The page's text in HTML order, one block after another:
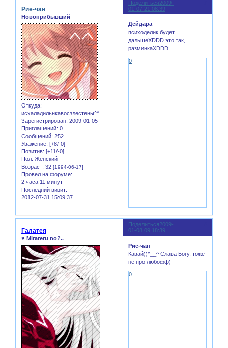
Поделиться2009-
01-07 21:08:39
Рие-чан
Новоприбывший
Откуда:
исхаладильнкавосзлестены^^
Зарегистрирован: 2009-01-05
Приглашений: 0
Сообщений: 252
Уважение: [+8/-0]
Позитив: [+11/-0]
Пол: Женский
Возраст: 32 [1994-06-17]
Провел на форуме:
2 часа 11 минут
Последний визит:
2012-07-31 15:09:37
Дейдара
психоделик будет
дальшеXDDD это так,
разминкаXDDD
0
Поделиться2009-
01-08 09:18:39
Галатея
♥ Mirareru no?..
Рие-чан
Кавай))^__^ Слава Богу, тоже
не про любофф)
0